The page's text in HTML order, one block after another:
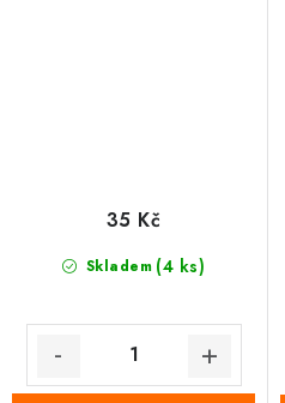
Skladem (4 ks)
35 Kč